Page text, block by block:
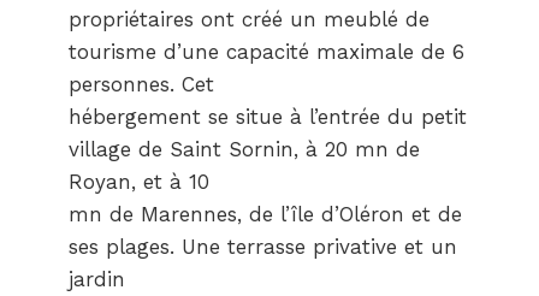
propriétaires ont créé un meublé de
tourisme d’une capacité maximale de 6
personnes. Cet
hébergement se situe à l’entrée du petit
village de Saint Sornin, à 20 mn de
Royan, et à 10
mn de Marennes, de l’île d’Oléron et de
ses plages. Une terrasse privative et un
jardin